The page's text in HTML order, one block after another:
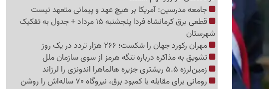
جامعه مدرسین: آمریکا بر هیچ عهد و پیمانی متعهد نیست
قطعی برق کرمانشاه فردا پنجشنبه 15 مرداد + جدول به تفکیک
شهرستان
مهران رکورد جهان را شکست؛ 266 هزار تردد در یک روز
تشویق به مذاکره درباره تنگه هرمز از سوی سازمان ملل
زمین‌لرزه 5.5 ریشتری جزیره هالماهرا اندونزی را لرزاند
رومانی برای مقابله با کمبود برق، نیروگاه 70 ساله‌اش را روشن